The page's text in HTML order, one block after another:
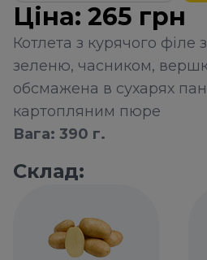
Ціна: 265 грн
Котлета з курячого філе
зеленю, часником,
обсмажена в сухарях
картопляним пюре
Вага: 390 г.
Склад: